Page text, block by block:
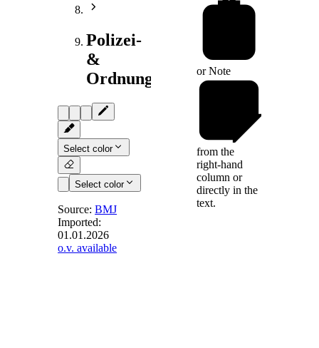
Polizei-
&
Ordnungsrecht
Select color
Select color
§ 29-
Polizeilicher
Source:BMJ
Imported:
01.01.2026
o.v. available
orNote
from the
right-hand
column or
directly in the
text.